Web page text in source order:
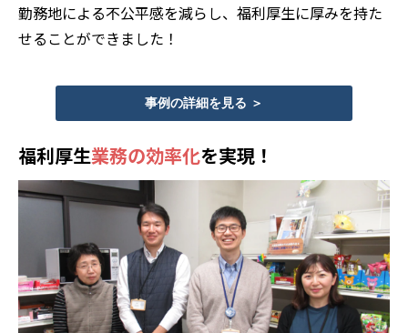
勤務地による不公平感を減らし、福利厚生に厚みを持た
せることができました！
事例の詳細を見る ＞
福利厚生業務の効率化を実現！